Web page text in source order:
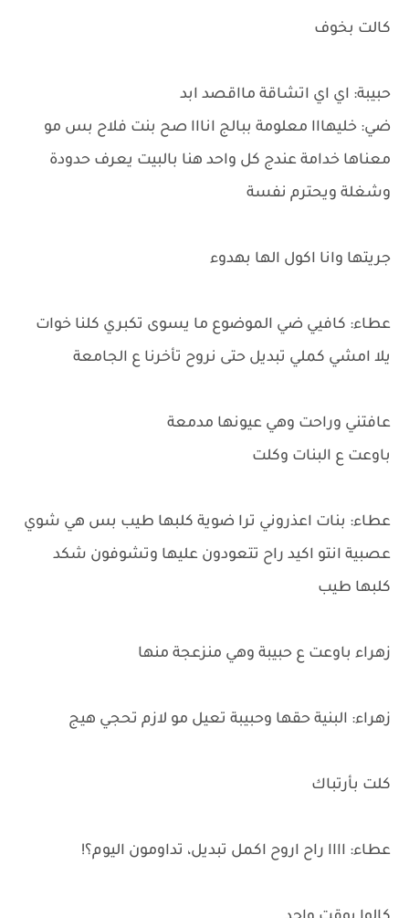
كالت بخوف
حبيبة: اي اي اتشاقة مااقصد ابد
ضي: خليهااا معلومة ببالج انااا صح بنت فلاح بس مو
معناها خدامة عندج كل واحد هنا بالبيت يعرف حدودة
وشغلة ويحترم نفسة
جريتها وانا اكول الها بهدوء
عطاء: كافيي ضي الموضوع ما يسوى تكبري كلنا خوات
يلا امشي كملي تبديل حتى نروح تأخرنا ع الجامعة
عافتني وراحت وهي عيونها مدمعة
باوعت ع البنات وكلت
عطاء: بنات اعذروني ترا ضوية كلبها طيب بس هي شوي
عصبية انتو اكيد راح تتعودون عليها وتشوفون شكد
كلبها طيب
زهراء باوعت ع حبيبة وهي منزعجة منها
زهراء: البنية حقها وحبيبة تعيل مو لازم تحجي هيج
كلت بأرتباك
عطاء: اااا راح اروح اكمل تبديل، تداومون اليوم؟!